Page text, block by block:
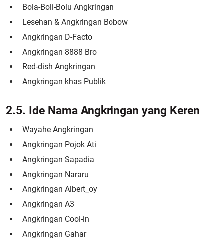
Bola-Boli-Bolu Angkringan
Lesehan & Angkringan Bobow
Angkringan D-Facto
Angkringan 8888 Bro
Red-dish Angkringan
Angkringan khas Publik
2.5. Ide Nama Angkringan yang Keren
Wayahe Angkringan
Angkringan Pojok Ati
Angkringan Sapadia
Angkringan Nararu
Angkringan Albert_oy
Angkringan A3
Angkringan Cool-in
Angkringan Gahar